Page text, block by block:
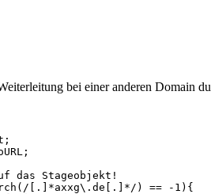
bei einer anderen Domain
das Stageobjekt!
[.]*axxg\.de[.]*/) == -1){